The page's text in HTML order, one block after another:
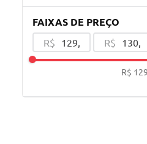
FAIXAS DE PREÇO
R$ R$
R$